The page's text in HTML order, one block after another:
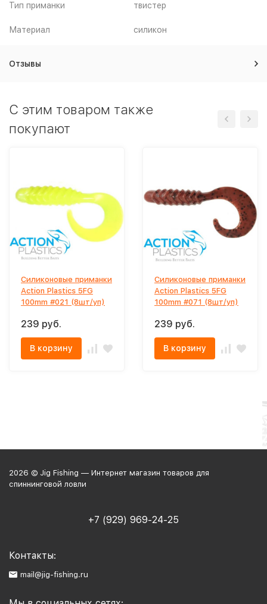
Тип приманки твистер
Материал силикон
Отзывы
C этим товаром также
покупают
Силиконовые приманки
Action Plastics 5FG
100mm #021 (8шт/уп)
239 руб.
В корзину
Силиконовые приманки
Action Plastics 5FG
100mm #071 (8шт/уп)
239 руб.
В корзину
2026 © Jig Fishing — Интернет магазин товаров для
спиннинговой ловли
+7 (929) 969-24-25
Контакты:
mail@jig-fishing.ru